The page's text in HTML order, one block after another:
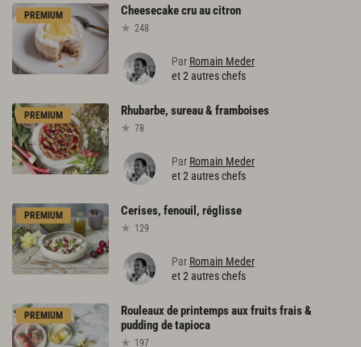
PREMIUM Cheesecakecruaucitron
248
Par Romain Meder
et 2 autres chefs
PREMIUM Rhubarbe, sureau& framboises
78
Par Romain Meder
et 2 autres chefs
PREMIUM Cerises, fenouil, réglisse
129
Par Romain Meder
et 2 autres chefs
PREMIUM Rouleauxdeprintempsauxfruitsfrais&
pudding detapioca
197